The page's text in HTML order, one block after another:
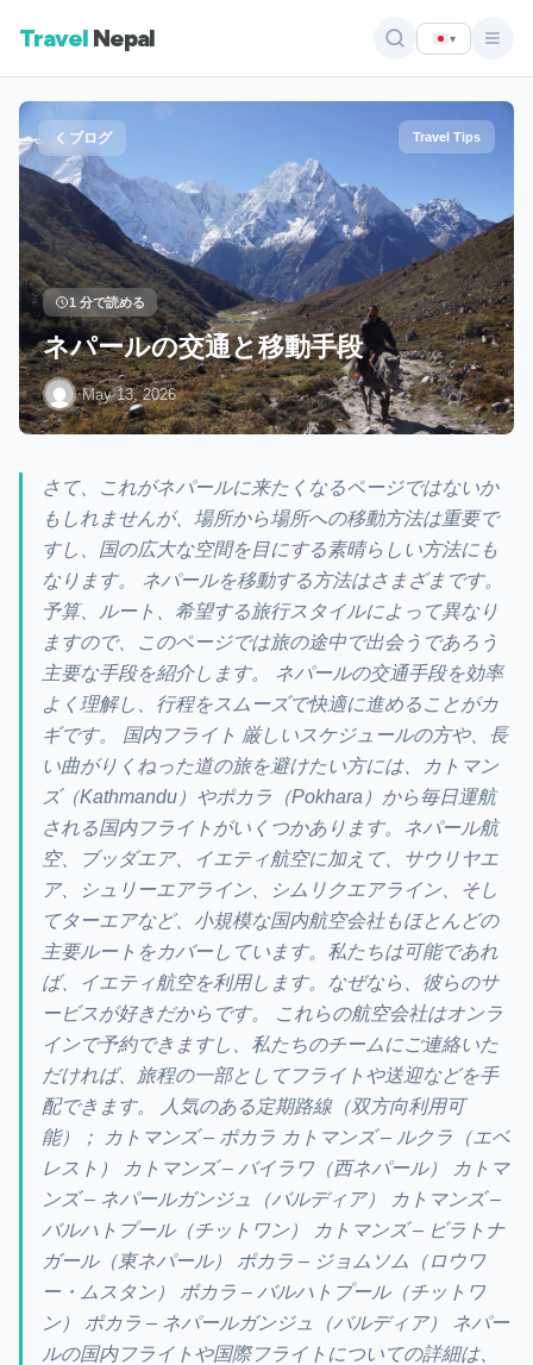
Travel Nepal ▾
ブログ Travel Tips
1 分で読める
ネパールの交通と移動手段
·May 13, 2026
さて、これがネパールに来たくなるページではないか
もしれませんが、場所から場所への移動方法は重要で
すし、国の広大な空間を目にする素晴らしい方法にも
なります。 ネパールを移動する方法はさまざまです。
予算、ルート、希望する旅行スタイルによって異なり
ますので、このページでは旅の途中で出会うであろう
主要な手段を紹介します。 ネパールの交通手段を効率
よく理解し、行程をスムーズで快適に進めることがカ
ギです。 国内フライト 厳しいスケジュールの方や、長
い曲がりくねった道の旅を避けたい方には、カトマン
ズ（Kathmandu）やポカラ（Pokhara）から毎日運航
される国内フライトがいくつかあります。ネパール航
空、ブッダエア、イエティ航空に加えて、サウリヤエ
ア、シュリーエアライン、シムリクエアライン、そし
てターエアなど、小規模な国内航空会社もほとんどの
主要ルートをカバーしています。私たちは可能であれ
ば、イエティ航空を利用します。なぜなら、彼らのサ
ービスが好きだからです。 これらの航空会社はオンラ
インで予約できますし、私たちのチームにご連絡いた
だければ、旅程の一部としてフライトや送迎などを手
配できます。 人気のある定期路線（双方向利用可
能）； カトマンズ – ポカラ カトマンズ – ルクラ（エベ
レスト） カトマンズ – バイラワ（西ネパール） カトマ
ンズ – ネパールガンジュ（バルディア） カトマンズ –
バルハトプール（チットワン） カトマンズ – ビラトナ
ガール（東ネパール） ポカラ – ジョムソム（ロウワ
ー・ムスタン） ポカラ – バルハトプール（チットワ
ン） ポカラ – ネパールガンジュ（バルディア） ネパー
ルの国内フライトや国際フライトについての詳細は、